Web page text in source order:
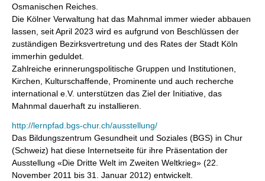
Osmanischen Reiches.
Die Kölner Verwaltung hat das Mahnmal immer wieder abbauen
lassen, seit April 2023 wird es aufgrund von Beschlüssen der
zuständigen Bezirksvertretung und des Rates der Stadt Köln
immerhin geduldet.
Zahlreiche erinnerungspolitische Gruppen und Institutionen,
Kirchen, Kulturschaffende, Prominente und auch recherche
international e.V. unterstützen das Ziel der Initiative, das
Mahnmal dauerhaft zu installieren.
http://lernpfad.bgs-chur.ch/ausstellung/
Das Bildungszentrum Gesundheit und Soziales (BGS) in Chur
(Schweiz) hat diese Internetseite für ihre Präsentation der
Ausstellung «Die Dritte Welt im Zweiten Weltkrieg» (22.
November 2011 bis 31. Januar 2012) entwickelt.